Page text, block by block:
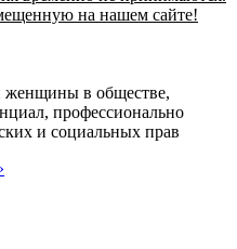
на нашем сайте!
в обществе,
профессионально
и социальных прав